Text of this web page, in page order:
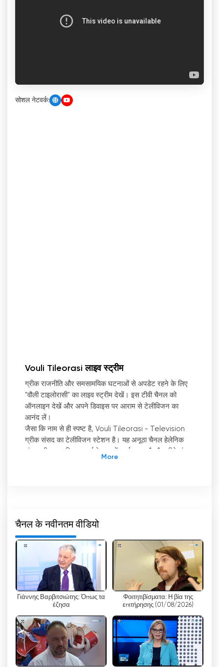
सोशल नेटवर्क:
Vouli Tileorasi लाइव स्ट्रीम
ग्रीक राजनीति और समसामयिक घटनाओं से अपडेट रहने के लिए
"वौली टाइलोरासी" का लाइव स्ट्रीम देखें। इस टीवी चैनल को
ऑनलाइन देखें और अपने डिवाइस पर आराम से टेलीविजन का
आनंद लें।
जैसा कि नाम से ही स्पष्ट है, Vouli Tileorasi - Television
ग्रीक संसद का टेलीविजन स्टेशन है। यह अनूठा चैनल हेलेनिक
है, जो दर्शकों को ऑनलाइन टेलीविजन देखने और संसदीय सत्रों को
नागरिकों के अपने प्रतिनिधियों से जुड़ने और संसद के भीतर निर्णय
लेने की प्रक्रियाओं के बारे में जानकारी प्राप्त करने के तरीके में
क्रांतिकारी बदलाव लाया है।
वौली टाइलोरासी द्वारा उपलब्ध कराई गई लाइव स्ट्रीमिंग सुविधा यह
सुनिश्चित करती है कि नागरिक अपने घरों में आराम से बैठकर
लोकतांत्रिक प्रक्रिया में सक्रिय रूप से भाग ले सकें। बस चैनल
पर लॉग इन करके।
उनकी वेबसाइट पर जाकर या उनके मोबाइल
एप्लिकेशन का उपयोग करके, दर्शक ऑनलाइन टेलीविजन देख
सकते हैं और ग्रीक संसद के भीतर होने वाली बहसों, चर्चाओं और
निर्णय लेने की प्रक्रिया के बारे में जानकारी प्राप्त कर सकते हैं।
चैनल के नवीनतम वीडियो
Γιάννης Βαρβιτσιώτης: Όπως τα
έζησα
Φοιτητιβίσματα: Η βία της
επιτήρησης (01/08/2026)